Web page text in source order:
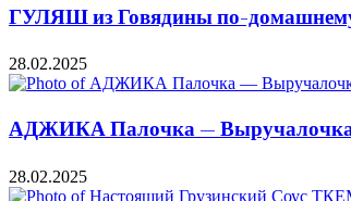
ГУЛЯШ из Говядины по-домашнему
28.02.2025
АДЖИКА Палочка — Выручалочка
28.02.2025